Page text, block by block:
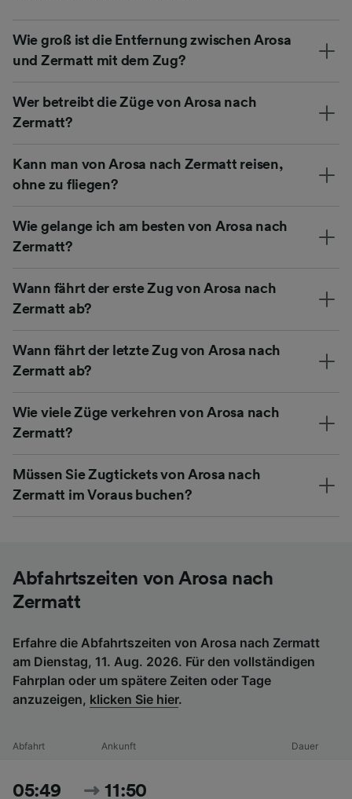
Wie groß ist die Entfernung zwischen Arosa
und Zermatt mit dem Zug?
Wer betreibt die Züge von Arosa nach
Zermatt?
Kann man von Arosa nach Zermatt reisen,
ohne zu fliegen?
Wie gelange ich am besten von Arosa nach
Zermatt?
Wann fährt der erste Zug von Arosa nach
Zermatt ab?
Wann fährt der letzte Zug von Arosa nach
Zermatt ab?
Wie viele Züge verkehren von Arosa nach
Zermatt?
Müssen Sie Zugtickets von Arosa nach
Zermatt im Voraus buchen?
Abfahrtszeiten von Arosa nach
Zermatt
Erfahre die Abfahrtszeiten von Arosa nach Zermatt
am Dienstag, 11. Aug. 2026. Für den vollständigen
Fahrplan oder um spätere Zeiten oder Tage
anzuzeigen, klicken Sie hier.
Abfahrt Ankunft Dauer
05:49 11:50